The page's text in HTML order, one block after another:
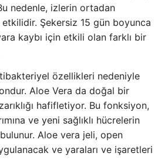
nedenle, izlerin ortadan
etkilidir. Şekersiz 15 gün boyunca
kaybı için etkili olan farklı bir
özellikleri nedeniyle
Aloe Vera da doğal bir
hafifletiyor. Bu fonksiyon,
ve yeni sağlıklı hücrelerin
Aloe vera jeli, open
ve yaraları ve işaretleri